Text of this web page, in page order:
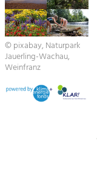
Suche
Impressum
Kontakt
Landscape.
Tourism
Offer
Art &
Crafts, Science
Social
© pixabay, Naturpark
Jauerling-Wachau,
Weinfranz